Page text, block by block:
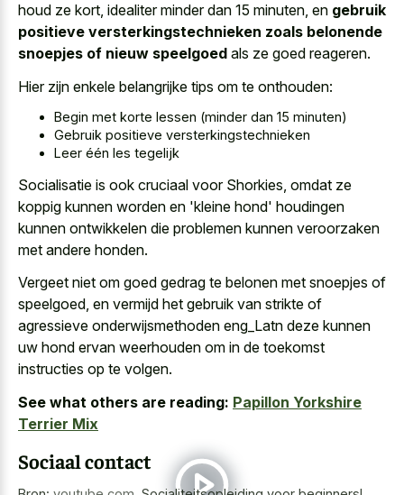
houd ze kort, idealiter minder dan 15 minuten, en gebruik
positieve versterkingstechnieken zoals belonende
snoepjes of nieuw speelgoed als ze goed reageren.
Hier zijn enkele belangrijke tips om te onthouden:
Begin met korte lessen (minder dan 15 minuten)
Gebruik positieve versterkingstechnieken
Leer één les tegelijk
Socialisatie is ook cruciaal voor Shorkies, omdat ze
koppig kunnen worden en 'kleine hond' houdingen
kunnen ontwikkelen die problemen kunnen veroorzaken
met andere honden.
Vergeet niet om goed gedrag te belonen met snoepjes of
speelgoed, en vermijd het gebruik van strikte of
agressieve onderwijsmethoden eng_Latn deze kunnen
uw hond ervan weerhouden om in de toekomst
instructies op te volgen.
See what others are reading: Papillon Yorkshire
Terrier Mix
Sociaal contact